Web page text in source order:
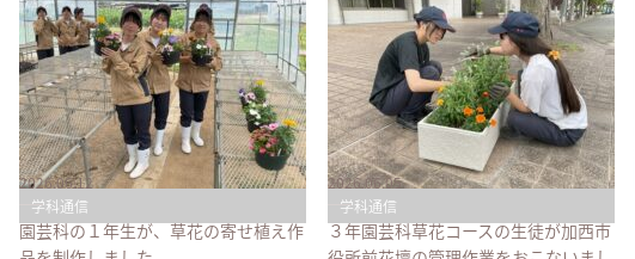
学科通信
2026.06.12
園芸科の１年生が、草花の寄せ植え作
学科通信
2026.06.05
３年園芸科草花コースの生徒が加西市